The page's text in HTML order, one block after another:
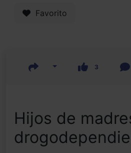
Favorito
3
Hijos de